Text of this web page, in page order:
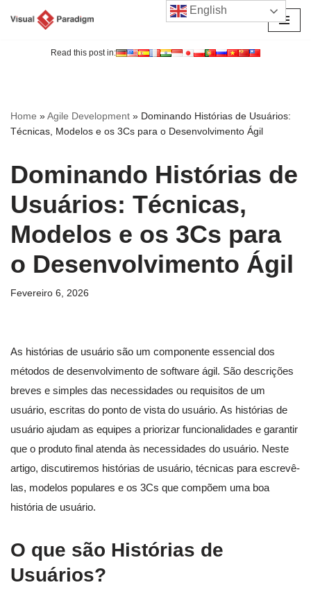
Read this post in:
Home »Agile Development » Dominando Histórias de Usuários:
Técnicas, Modelos e os 3Cs para o Desenvolvimento Ágil
Dominando Histórias de
Usuários: Técnicas,
Modelos e os 3Cs para
o Desenvolvimento Ágil
Fevereiro 6, 2026
As histórias de usuário são um componente essencial dos
métodos de desenvolvimento de software ágil. São descrições
breves e simples das necessidades ou requisitos de um
usuário, escritas do ponto de vista do usuário. As histórias de
usuário ajudam as equipes a priorizar funcionalidades e garantir
que o produto final atenda às necessidades do usuário. Neste
artigo, discutiremos histórias de usuário, técnicas para escrevê-
las, modelos populares e os 3Cs que compõem uma boa
história de usuário.
O que são Histórias de
Usuários?
English